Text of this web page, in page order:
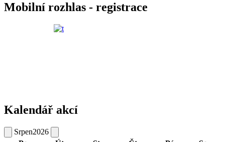
Mobilní rozhlas - registrace
Kalendář akcí
Srpen2026